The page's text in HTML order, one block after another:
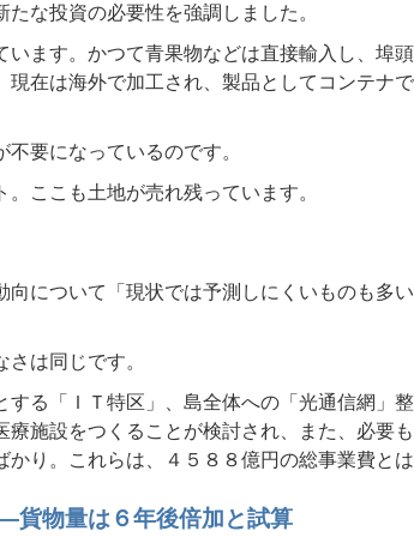
な投資の必要性を強調しました。
います。かつて青果物などは直接輸入し、埠
在は海外で加工され、製品としてコンテナ
要になっているのです。
ここも土地が売れ残っています。
向について「現状では予測しにくいものも多
は同じです。
る「ＩＴ特区」、島全体への「光通信網」
施設をつくることが検討され、また、必要
り。これらは、４５８８億円の総事業費とは
物量は６年後倍加と試算